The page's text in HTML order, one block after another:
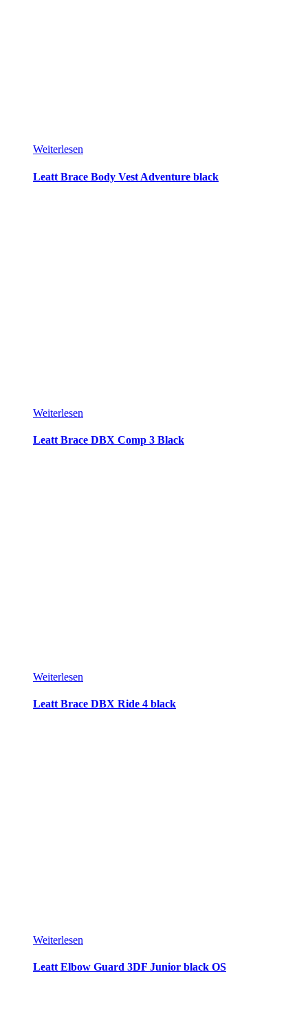
Weiterlesen
Leatt Brace Body Vest Adventure black
Weiterlesen
Leatt Brace DBX Comp 3 Black
Weiterlesen
Leatt Brace DBX Ride 4 black
Weiterlesen
Leatt Elbow Guard 3DF Junior black OS